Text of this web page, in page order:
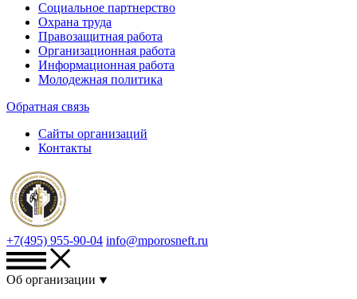
Социальное партнерство
Охрана труда
Правозащитная работа
Организационная работа
Информационная работа
Молодежная политика
Обратная связь
Сайты организаций
Контакты
+7(495) 955-90-04 info@mporosneft.ru
Об организации